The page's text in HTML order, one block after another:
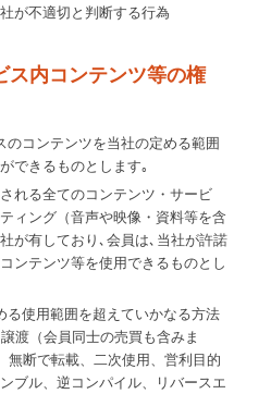
が不適切と判断する行為
ス内コンテンツ等の権
のコンテンツを当社の定める範囲
できるものとします｡
れる全てのコンテンツ・サービ
ィング（音声や映像・資料等を含
が有しており､会員は､当社が許諾
ンテンツ等を使用できるものとし
る使用範囲を超えていかなる方法
渡（会員同士の売買も含みま
無断で転載、二次使用、営利目的
ブル、逆コンパイル、リバースエ